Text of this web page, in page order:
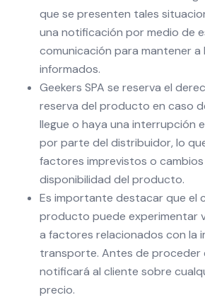
que se presenten tales
una notificación por medio de
comunicación para mantener a
informados.
Geekers SPA se reserva el
reserva del producto en caso
llegue o haya una interrupción
por parte del distribuidor, lo
factores imprevistos o cambios
disponibilidad del producto.
Es importante destacar que el
producto puede experimentar
a factores relacionados con la
transporte. Antes de proceder
notificará al cliente sobre
precio.